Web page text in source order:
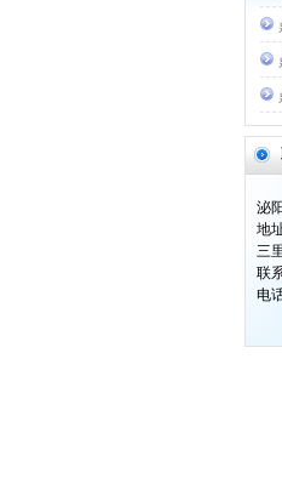
泌
地
三
联
电